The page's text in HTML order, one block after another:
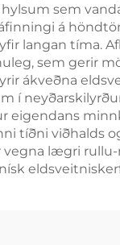
sem
á
langan tíma.
sem gerir
ákveðna
í
eigendans
tíðni viðhalds
lægri